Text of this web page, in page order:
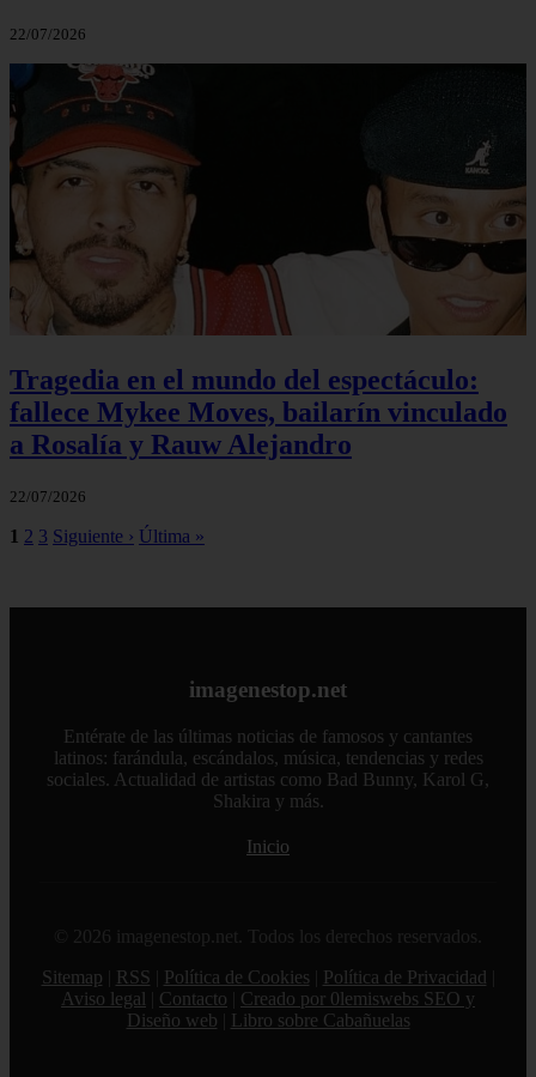
22/07/2026
Tragedia en el mundo del espectáculo:
fallece Mykee Moves, bailarín vinculado
a Rosalía y Rauw Alejandro
22/07/2026
1 2 3 Siguiente › Última »
imagenestop.net
Entérate de las últimas noticias de famosos y cantantes
latinos: farándula, escándalos, música, tendencias y redes
sociales. Actualidad de artistas como Bad Bunny, Karol G,
Shakira y más.
Inicio
© 2026 imagenestop.net. Todos los derechos reservados.
Sitemap
RSS Política de Cookies Política de Privacidad
Aviso legal
Contacto
Creado por 0lemiswebs SEO y
Diseño web
Libro sobre Cabañuelas